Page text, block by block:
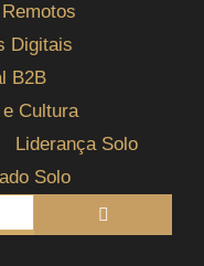
Digitais
B2B
Cultura
Liderança Solo
Solo